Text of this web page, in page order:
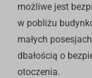
możliwe jest
w pobliżu
małych
dbałością o
otoczenia.